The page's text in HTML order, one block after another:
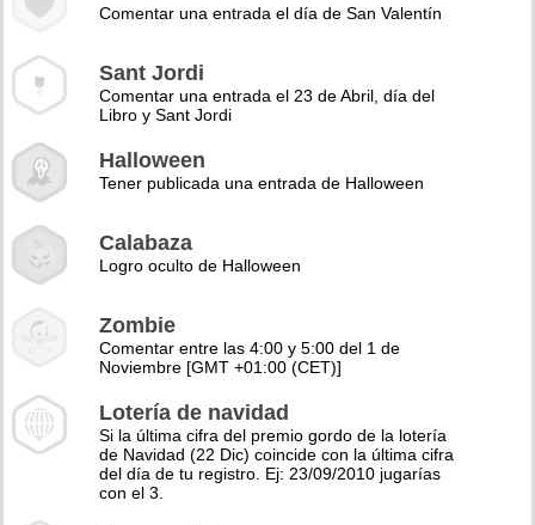
Comentar una entrada el día de San Valentín
Sant Jordi
Comentar una entrada el 23 de Abril, día del
Libro y Sant Jordi
Halloween
Tener publicada una entrada de Halloween
Calabaza
Logro oculto de Halloween
Zombie
Comentar entre las 4:00 y 5:00 del 1 de
Noviembre [GMT +01:00 (CET)]
Lotería de navidad
Si la última cifra del premio gordo de la lotería
de Navidad (22 Dic) coincide con la última cifra
del día de tu registro. Ej: 23/09/2010 jugarías
con el 3.